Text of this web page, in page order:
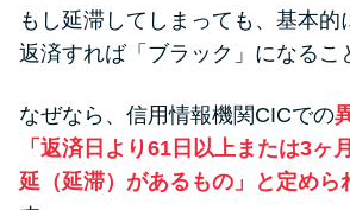
もし延滞してしまっても、基本的
返済すれば「ブラック」になるこ
なぜなら、信用情報機関CICでの
「返済日より61日以上または3ヶ
延（延滞）があるもの」と定めら